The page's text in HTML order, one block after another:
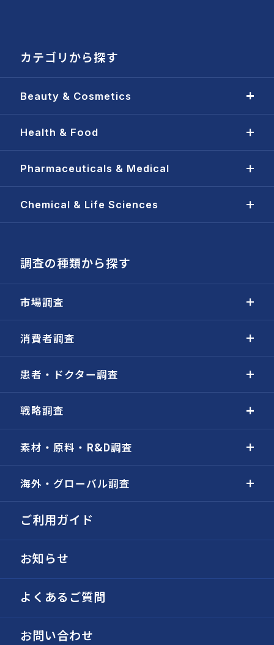
カテゴリから探す
Beauty & Cosmetics
Health & Food
Pharmaceuticals & Medical
Chemical & Life Sciences
調査の種類から探す
市場調査
消費者調査
患者・ドクター調査
戦略調査
素材・原料・R&D調査
海外・グローバル調査
ご利用ガイド
お知らせ
よくあるご質問
お問い合わせ